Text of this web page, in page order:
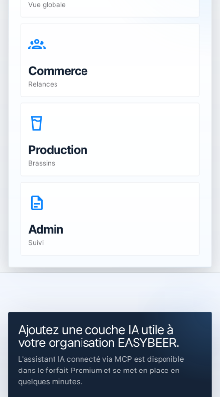
Vue globale
Commerce
Relances
Production
Brassins
Admin
Suivi
Ajoutez une couche IA utile à
votre organisation EASYBEER.
L'assistant IA connecté via MCP est disponible
dans le forfait Premium et se met en place en
quelques minutes.